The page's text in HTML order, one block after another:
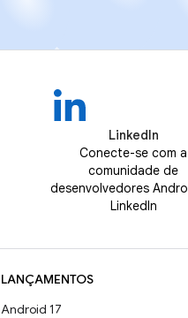
LinkedIn
Conecte-se com a
comunidade de
desenvolvedores
LinkedIn
LANÇAMENTOS
Android 17